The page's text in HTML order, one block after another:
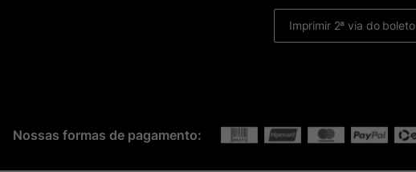
Imprimir 2ª via do boleto
Nossas formas de pagamento: